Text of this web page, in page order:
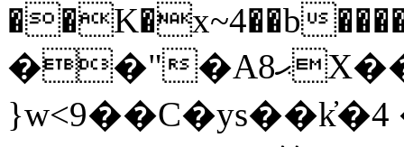
��K�x~4��b
��"�Aޙ8X��M��K�D
}w<9��C�ys��k҆�޼� :���4�� 4�E0���oӮ�